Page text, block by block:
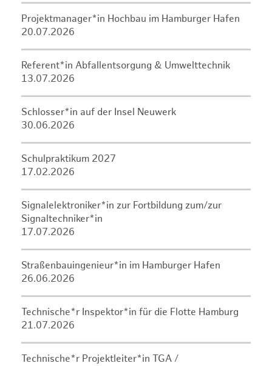
Projektmanager*in Hochbau im Hamburger Hafen
20.07.2026
Referent*in Abfallentsorgung & Umwelttechnik
13.07.2026
Schlosser*in auf der Insel Neuwerk
30.06.2026
Schulpraktikum 2027
17.02.2026
Signalelektroniker*in zur Fortbildung zum/zur
Signaltechniker*in
17.07.2026
Straßenbauingenieur*in im Hamburger Hafen
26.06.2026
Technische*r Inspektor*in für die Flotte Hamburg
21.07.2026
Technische*r Projektleiter*in TGA /